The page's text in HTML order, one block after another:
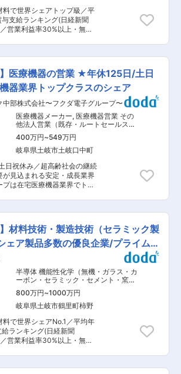
ます。半年〜1年程度で独り
： 電材営
人柄が重要視されます。お
やせるかがポイントになりま
ば良いという考えではなく、
適空間のトータルシステム」
。
（高い専門性を軸として業務
強化や問題解決に注力） ・
ェクトや組織の運営、管理
に応じて、部内外へのロー
キャリアデザインを支援しま
す。 MARUWAのセラミック
りも高い熱耐性を持ってお
、EV（電気自動車）、半
う多くの業界に重宝されてい
いオーダーにも応えられる
は30%超えと高い利益率を誇
方 年間休日120日（＋有給消
ム無しのフレックス勤務
／ゼロ残業方針／有給休暇取
ミアムフライデー等 ◇社員
適なオフィス環境：開放的な
ュッフェスタイルのカフェ／
リーアドレス制導入／先進
インにも注力し、数々の建築
も受賞しています。 社員への
年冬6位 → 2023年夏5位
料で世界シェアトップ級／平
支給ランキング(日経新聞
営業利益率30%以上・無借
調達の実施、海外を中心に
構築を主導し、BCP・契
ソースを確立し複数購買によ
し、地政学リスクをはじめ
スクを検討しSCM戦略を自ら
す。 また、リスク資材の購入
入戦略を提案していただきま
スクにさらされる主要な資
。その安定調達を構築する
争力向上に貢献できるポジシ
内を問わず、サプライチェー
いただくことができます。
技術力 素材の開発から製造
ており、他社にはない高い技
（電気自動車）、半導体など
業界に重宝されています。ま
ダーにも応えられる技術力か
と高い利益率を誇っていま
日120日（＋有給消化日5
しのフレックス勤務（フリー
業方針／有給休暇取得奨励日
ライデー等 ◇社員を大切に
ィス環境：開放的なフリース
タイルのカフェ／個別ブー
ドレス制導入／先進的なリモ
た会議室等 ※工場や社員寮
力し、数々の建築賞や照明
ング(日経新聞社)…2022年夏
年夏5位 変更の範
器の営業 ★年休125日/土日
器業界トップクラスのシェア
中部株式会社〜フクダ電子グループ〜
医療機器メーカー, 医療機器営業 その
他法人営業（既存・ルートセールス中
心）
400万円~549万円
岐阜県土岐市土岐口中町
日祝休み／超高齢社会の継続
が見込まれる安定・成長業界
プは在宅医療機器業界でトッ
提案し、レンタル契約を締結
高齢社会の継続により、今後
安定・成長業界です。 ◎医療
ドクター・看護師に向けた医
病院5〜20施設、開業医
存顧客・過去取引・未取引
のユーザーである在宅療養者
基づき、在宅療養者宅に機器
ーザーへのアフターフォロ
療養者宅への飛び込み営業
する患者が使用する医療器具
も取得しやすく、ワークラ
番制で休日対応、時間外対
材料技術・製造技術（セラミック製
ア製品多数の優良企業/プライム
半導体 機能性化学（無機・ガラス・カ
ーボン・セラミック・セメント・窯
業）, 製品開発（ガラス・セラミック）
製造プロセス開発・工法開発（無機・
セラミック・非鉄金属）
800万円~1000万円
岐阜県土岐市鶴里町柿野
料で世界シェアNo.1／平均年
ランキング(日経新聞
営業利益率30%以上・無借
きます。 （例） 窒化アルミ